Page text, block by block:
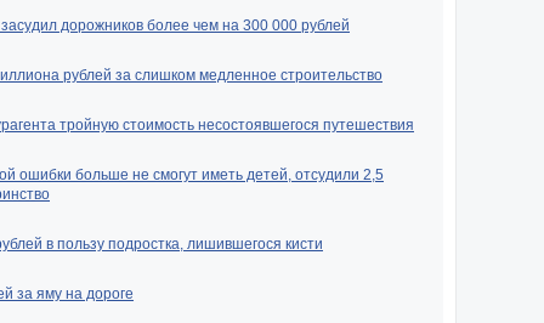
дорожников более чем на 300 000 рублей
рублей за слишком медленное строительство
тройную стоимость несостоявшегося путешествия
ошибки больше не смогут иметь детей, отсудили 2,5
в пользу подростка, лишившегося кисти
за яму на дороге